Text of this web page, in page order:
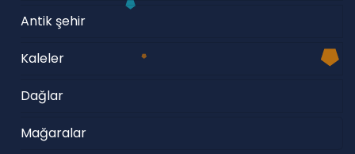
Antik şehir
Kaleler
Dağlar
Mağaralar